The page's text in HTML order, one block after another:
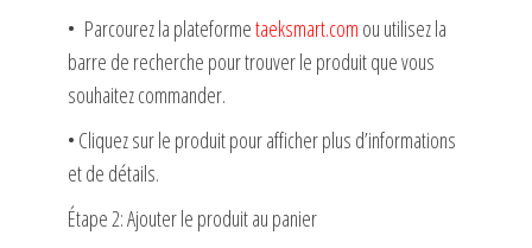
• Parcourez la plateformetaeksmart.com ou utilisez la
barre de recherche pour trouver le produit que vous
souhaitez commander.
• Cliquez sur le produit pour afficher plus d’informations
et de détails.
Étape 2: Ajouter le produit au panier